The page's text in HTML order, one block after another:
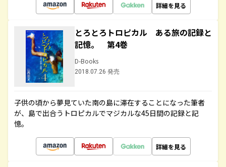
詳細を見る
とろとろトロピカル ある旅の記録と
記憶。 第4巻
D-Books
2018.07.26 発売
子供の頃から夢見ていた南の島に滞在することになった筆者
が、島で出合うトロピカルでマジカルな45日間の記録と記
憶。
詳細を見る